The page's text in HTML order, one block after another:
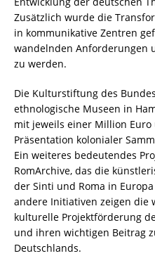
Zusätzlich wurde die
in kommunikative Zentren
wandelnden Anforderungen
zu werden.
Die Kulturstiftung des
ethnologische Museen in
mit jeweils einer Million
Präsentation kolonialer
Ein weiteres bedeutendes
RomArchive, das die
der Sinti und Roma in
andere Initiativen zeigen die
kulturelle Projektförderung
und ihren wichtigen Beitrag
Deutschlands.